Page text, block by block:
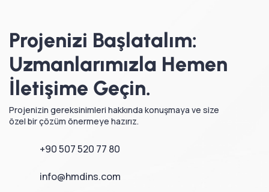
Projenizi Başlatalım:
Uzmanlarımızla Hemen
İletişime Geçin.
Projenizin gereksinimleri hakkında konuşmaya ve size
özel bir çözüm önermeye hazırız.
+90 507 520 77 80
info@hmdins.com